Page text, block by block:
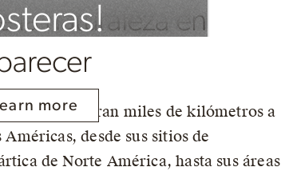
more
la naturaleza en
playeras migran miles de kilómetros a
desde sus sitios de
de Norte América, hasta sus áreas